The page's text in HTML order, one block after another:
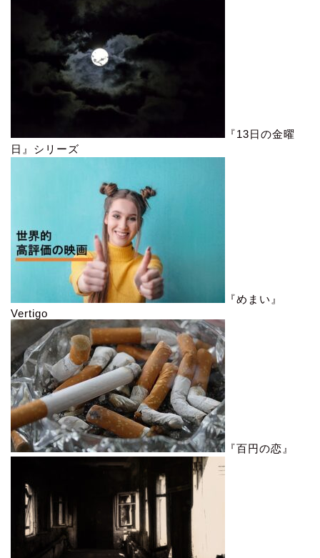
『13日の金曜
日』シリーズ
『めまい』
Vertigo
『百円の恋』